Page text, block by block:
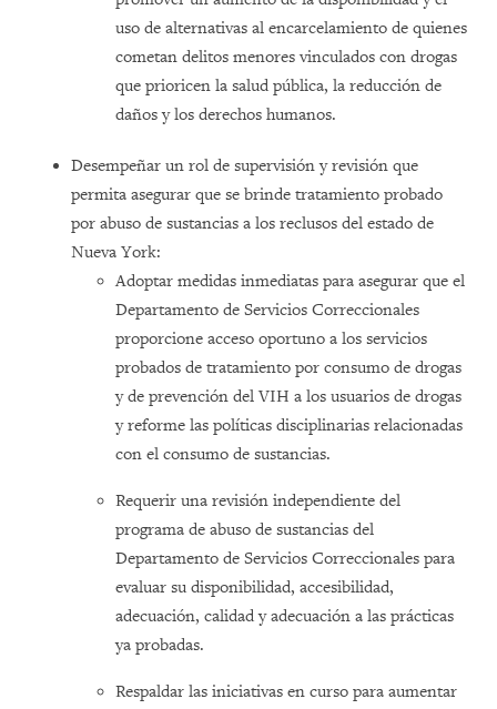
uso de alternativas al encarcelamiento de quienes
cometan delitos menores vinculados con drogas
que prioricen la salud pública, la reducción de
daños y los derechos humanos.
Desempeñar un rol de supervisión y revisión que
permita asegurar que se brinde tratamiento probado
por abuso de sustancias a los reclusos del estado de
Nueva York:
Adoptar medidas inmediatas para asegurar que el
Departamento de Servicios Correccionales
proporcione acceso oportuno a los servicios
probados de tratamiento por consumo de drogas
y de prevención del VIH a los usuarios de drogas
y reforme las políticas disciplinarias relacionadas
con el consumo de sustancias.
Requerir una revisión independiente del
programa de abuso de sustancias del
Departamento de Servicios Correccionales para
evaluar su disponibilidad, accesibilidad,
adecuación, calidad y adecuación a las prácticas
ya probadas.
Respaldar las iniciativas en curso para aumentar